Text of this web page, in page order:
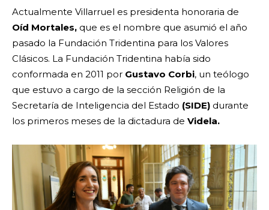
Actualmente Villarruel es presidenta honoraria de
Oíd Mortales, que es el nombre que asumió el año
pasado la Fundación Tridentina para los Valores
Clásicos. La Fundación Tridentina había sido
conformada en 2011 por Gustavo Corbi, un teólogo
que estuvo a cargo de la sección Religión de la
Secretaría de Inteligencia del Estado (SIDE) durante
los primeros meses de la dictadura de Videla.